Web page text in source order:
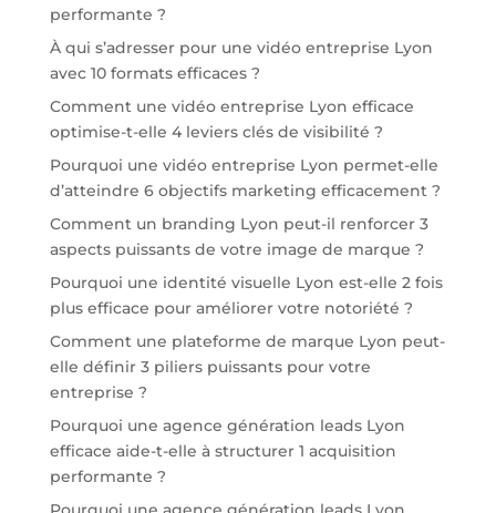
performante ?
À qui s’adresser pour une vidéo entreprise Lyon
avec 10 formats efficaces ?
Comment une vidéo entreprise Lyon efficace
optimise-t-elle 4 leviers clés de visibilité ?
Pourquoi une vidéo entreprise Lyon permet-elle
d’atteindre 6 objectifs marketing efficacement ?
Comment un branding Lyon peut-il renforcer 3
aspects puissants de votre image de marque ?
Pourquoi une identité visuelle Lyon est-elle 2 fois
plus efficace pour améliorer votre notoriété ?
Comment une plateforme de marque Lyon peut-
elle définir 3 piliers puissants pour votre
entreprise ?
Pourquoi une agence génération leads Lyon
efficace aide-t-elle à structurer 1 acquisition
performante ?